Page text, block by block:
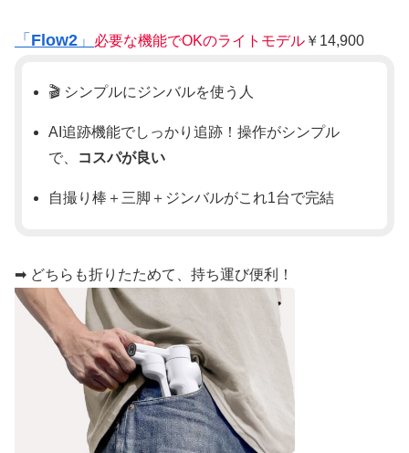
「 Flow2 」 必要な機能でOKのライトモデル ￥14,900
🎬 シンプルにジンバルを使う人
AI追跡機能でしっかり追跡！操作がシンプル
で、
コスパが良い
自撮り棒＋三脚＋ジンバルがこれ1台で完結
➡︎ どちらも折りたためて、持ち運び便利！